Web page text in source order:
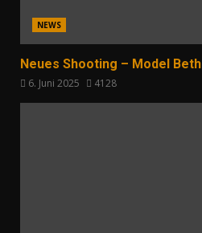
NEWS
Neues Shooting – Model Beth
6. Juni 2025 4128